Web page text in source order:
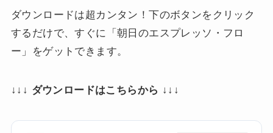
ダウンロードは超カンタン！下のボタンをクリック
するだけで、すぐに「朝日のエスプレッソ・フロ
ー」をゲットできます。
↓↓↓ ダウンロードはこちらから ↓↓↓